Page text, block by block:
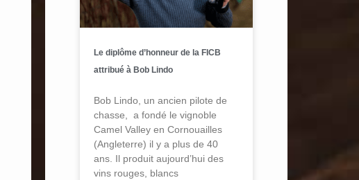
Le diplôme d’honneur de la FICB
attribué à Bob Lindo
Bob Lindo, un ancien pilote de
chasse, a fondé le vignoble
Camel Valley en Cornouailles
(Angleterre) il y a plus de 40
ans. Il produit aujourd’hui des
vins rouges, blancs